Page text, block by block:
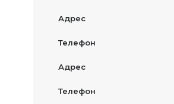
Адрес
Телефон
Адрес
Телефон